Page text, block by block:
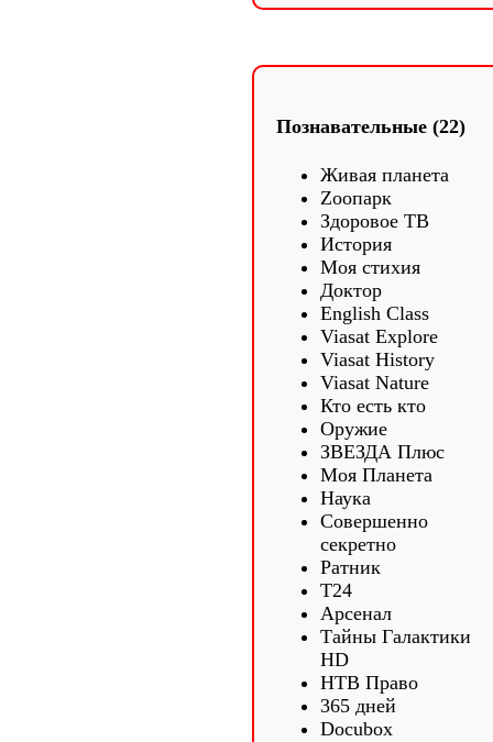
Познавательные (22)
Живая планета
Zooпарк
Здоровое ТВ
История
Моя стихия
Доктор
English Class
Viasat Explore
Viasat History
Viasat Nature
Кто есть кто
Оружие
ЗВЕЗДА Плюс
Моя Планета
Наука
Совершенно
секретно
Ратник
Т24
Арсенал
Тайны Галактики
HD
НТВ Право
365 дней
Docubox